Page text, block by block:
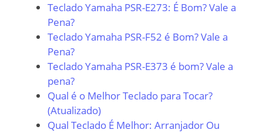
Teclado Yamaha PSR-E273: É Bom? Vale a
Pena?
Teclado Yamaha PSR-F52 é Bom? Vale a
Pena?
Teclado Yamaha PSR-E373 é bom? Vale a
pena?
Qual é o Melhor Teclado para Tocar?
(Atualizado)
Qual Teclado É Melhor: Arranjador Ou